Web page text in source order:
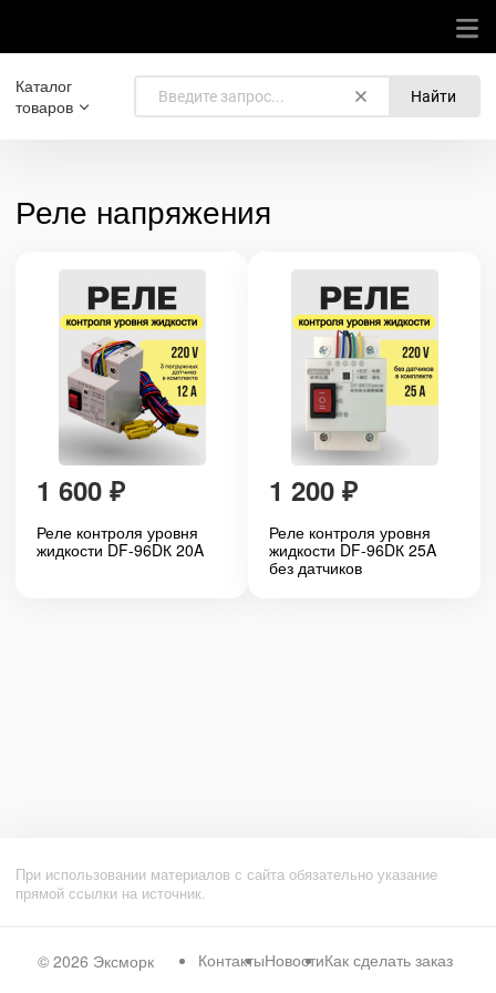
Каталог
товаров
Найти
Реле напряжения
1 600 ₽
Реле контроля уровня
жидкости DF-96DК 20A
1 200 ₽
Реле контроля уровня
жидкости DF-96DК 25A
без датчиков
При использовании материалов с сайта обязательно указание
прямой ссылки на источник.
© 2026 Эксморк КонтактыНовостиКак сделать заказ